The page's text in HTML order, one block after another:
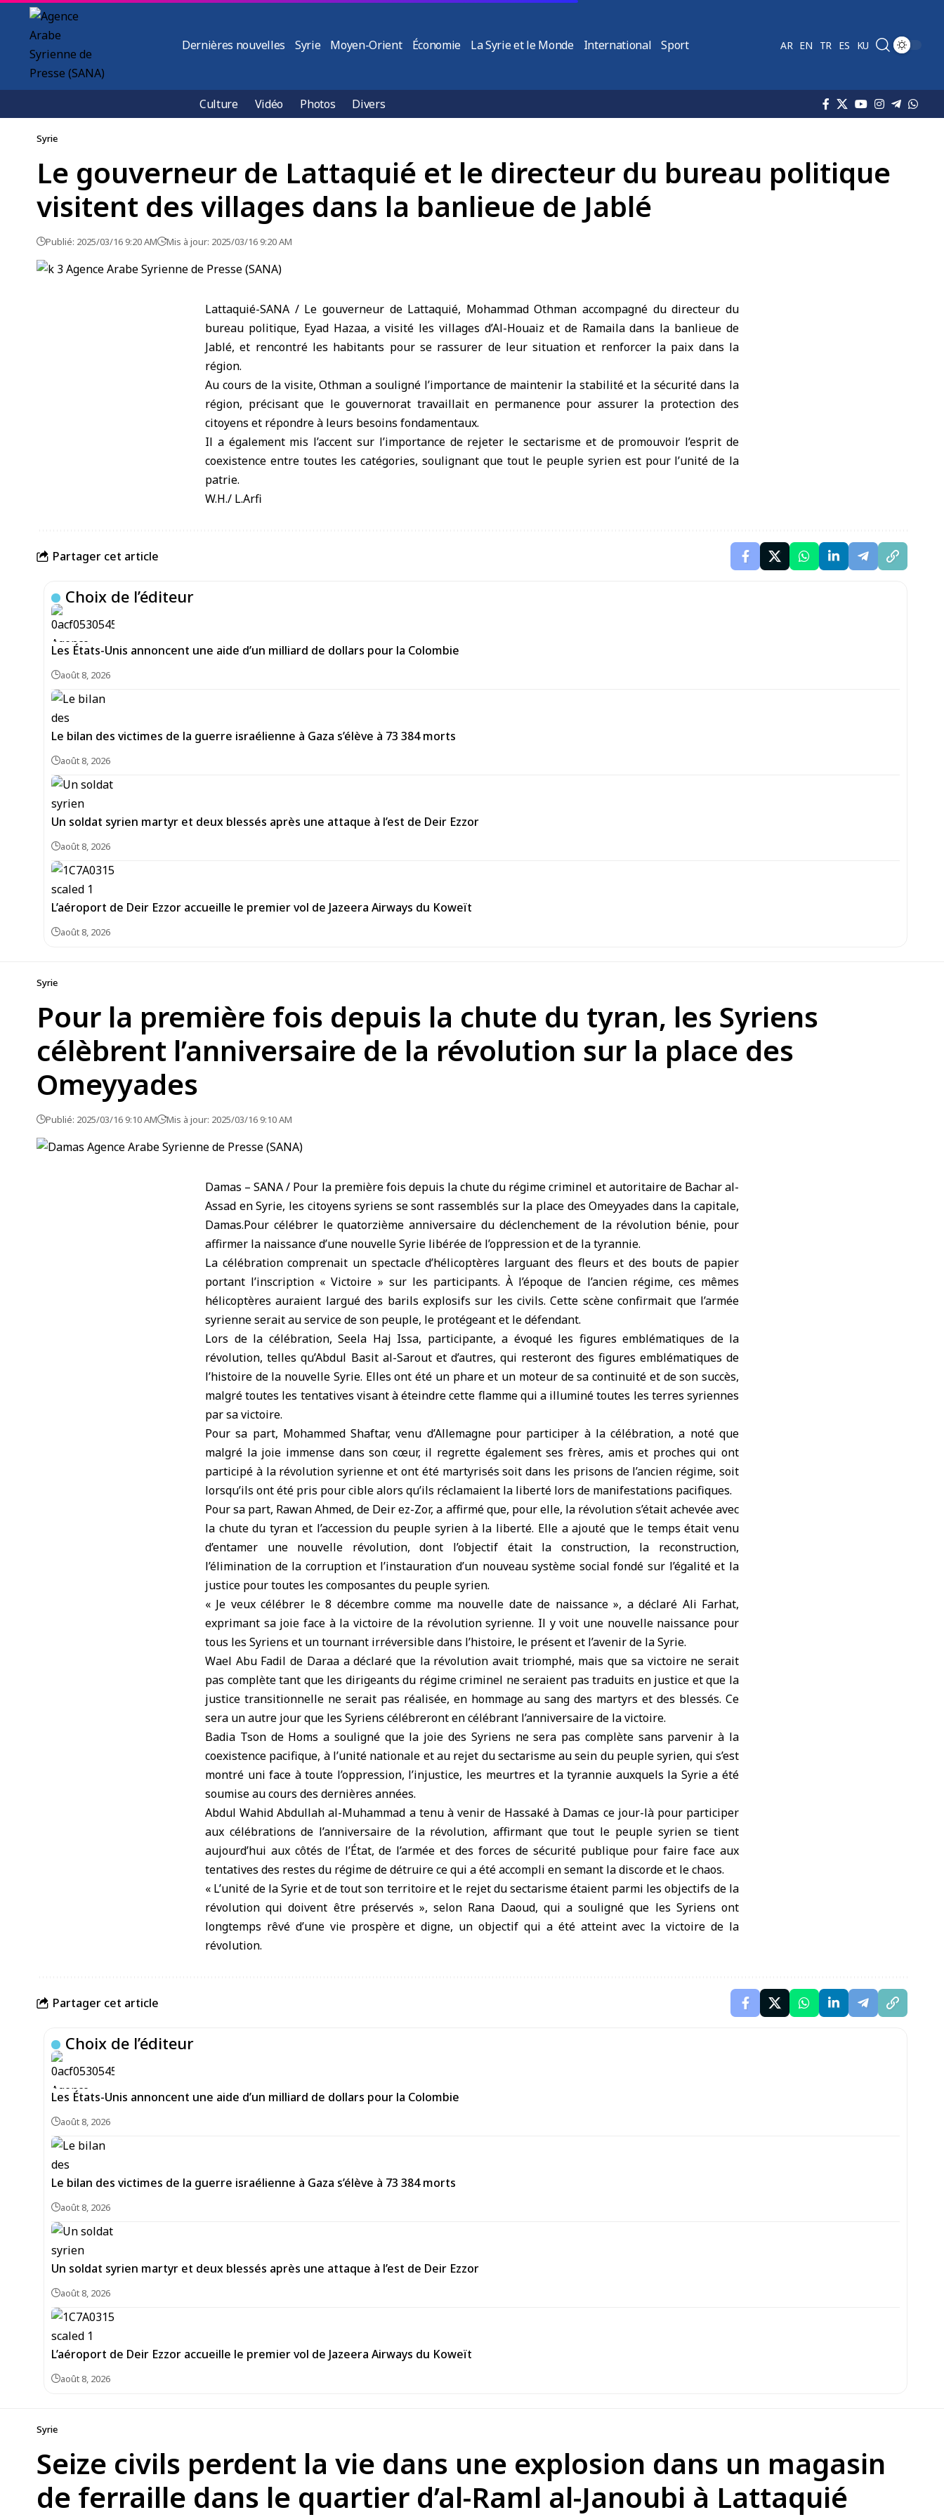
Dernières nouvelles Syrie Moyen-Orient Économie La Syrie et le Monde International Sport AR EN TR ES KU
Culture Vidéo Photos Divers
Syrie
Le gouverneur de Lattaquié et le directeur du bureau politique
visitent des villages dans la banlieue de Jablé
Publié: 2025/03/16 9:20 AM Mis à jour: 2025/03/16 9:20 AM
Lattaquié-SANA / Le gouverneur de Lattaquié, Mohammad Othman accompagné du directeur du
bureau politique, Eyad Hazaa, a visité les villages d’Al-Houaiz et de Ramaila dans la banlieue de
Jablé, et rencontré les habitants pour se rassurer de leur situation et renforcer la paix dans la
région.
Au cours de la visite, Othman a souligné l’importance de maintenir la stabilité et la sécurité dans la
région, précisant que le gouvernorat travaillait en permanence pour assurer la protection des
citoyens et répondre à leurs besoins fondamentaux.
Il a également mis l’accent sur l’importance de rejeter le sectarisme et de promouvoir l’esprit de
coexistence entre toutes les catégories, soulignant que tout le peuple syrien est pour l’unité de la
patrie.
W.H./ L.Arfi
Partager cet article
Choix de l’éditeur
Les États-Unis annoncent une aide d’un milliard de dollars pour la Colombie
août 8, 2026
Le bilan des victimes de la guerre israélienne à Gaza s’élève à 73 384 morts
août 8, 2026
Un soldat syrien martyr et deux blessés après une attaque à l’est de Deir Ezzor
août 8, 2026
L’aéroport de Deir Ezzor accueille le premier vol de Jazeera Airways du Koweït
août 8, 2026
Syrie
Pour la première fois depuis la chute du tyran, les Syriens
célèbrent l’anniversaire de la révolution sur la place des
Omeyyades
Publié: 2025/03/16 9:10 AM Mis à jour: 2025/03/16 9:10 AM
Damas – SANA / Pour la première fois depuis la chute du régime criminel et autoritaire de Bachar al-
Assad en Syrie, les citoyens syriens se sont rassemblés sur la place des Omeyyades dans la capitale,
Damas.Pour célébrer le quatorzième anniversaire du déclenchement de la révolution bénie, pour
affirmer la naissance d’une nouvelle Syrie libérée de l’oppression et de la tyrannie.
La célébration comprenait un spectacle d’hélicoptères larguant des fleurs et des bouts de papier
portant l’inscription « Victoire » sur les participants. À l’époque de l’ancien régime, ces mêmes
hélicoptères auraient largué des barils explosifs sur les civils. Cette scène confirmait que l’armée
syrienne serait au service de son peuple, le protégeant et le défendant.
Lors de la célébration, Seela Haj Issa, participante, a évoqué les figures emblématiques de la
révolution, telles qu’Abdul Basit al-Sarout et d’autres, qui resteront des figures emblématiques de
l’histoire de la nouvelle Syrie. Elles ont été un phare et un moteur de sa continuité et de son succès,
malgré toutes les tentatives visant à éteindre cette flamme qui a illuminé toutes les terres syriennes
par sa victoire.
Pour sa part, Mohammed Shaftar, venu d’Allemagne pour participer à la célébration, a noté que
malgré la joie immense dans son cœur, il regrette également ses frères, amis et proches qui ont
participé à la révolution syrienne et ont été martyrisés soit dans les prisons de l’ancien régime, soit
lorsqu’ils ont été pris pour cible alors qu’ils réclamaient la liberté lors de manifestations pacifiques.
Pour sa part, Rawan Ahmed, de Deir ez-Zor, a affirmé que, pour elle, la révolution s’était achevée avec
la chute du tyran et l’accession du peuple syrien à la liberté. Elle a ajouté que le temps était venu
d’entamer une nouvelle révolution, dont l’objectif était la construction, la reconstruction,
l’élimination de la corruption et l’instauration d’un nouveau système social fondé sur l’égalité et la
justice pour toutes les composantes du peuple syrien.
« Je veux célébrer le 8 décembre comme ma nouvelle date de naissance », a déclaré Ali Farhat,
exprimant sa joie face à la victoire de la révolution syrienne. Il y voit une nouvelle naissance pour
tous les Syriens et un tournant irréversible dans l’histoire, le présent et l’avenir de la Syrie.
Wael Abu Fadil de Daraa a déclaré que la révolution avait triomphé, mais que sa victoire ne serait
pas complète tant que les dirigeants du régime criminel ne seraient pas traduits en justice et que la
justice transitionnelle ne serait pas réalisée, en hommage au sang des martyrs et des blessés. Ce
sera un autre jour que les Syriens célébreront en célébrant l’anniversaire de la victoire.
Badia Tson de Homs a souligné que la joie des Syriens ne sera pas complète sans parvenir à la
coexistence pacifique, à l’unité nationale et au rejet du sectarisme au sein du peuple syrien, qui s’est
montré uni face à toute l’oppression, l’injustice, les meurtres et la tyrannie auxquels la Syrie a été
soumise au cours des dernières années.
Abdul Wahid Abdullah al-Muhammad a tenu à venir de Hassaké à Damas ce jour-là pour participer
aux célébrations de l’anniversaire de la révolution, affirmant que tout le peuple syrien se tient
aujourd’hui aux côtés de l’État, de l’armée et des forces de sécurité publique pour faire face aux
tentatives des restes du régime de détruire ce qui a été accompli en semant la discorde et le chaos.
« L’unité de la Syrie et de tout son territoire et le rejet du sectarisme étaient parmi les objectifs de la
révolution qui doivent être préservés », selon Rana Daoud, qui a souligné que les Syriens ont
longtemps rêvé d’une vie prospère et digne, un objectif qui a été atteint avec la victoire de la
révolution.
Partager cet article
Choix de l’éditeur
Les États-Unis annoncent une aide d’un milliard de dollars pour la Colombie
août 8, 2026
Le bilan des victimes de la guerre israélienne à Gaza s’élève à 73 384 morts
août 8, 2026
Un soldat syrien martyr et deux blessés après une attaque à l’est de Deir Ezzor
août 8, 2026
L’aéroport de Deir Ezzor accueille le premier vol de Jazeera Airways du Koweït
août 8, 2026
Syrie
Seize civils perdent la vie dans une explosion dans un magasin
de ferraille dans le quartier d’al-Raml al-Janoubi à Lattaquié